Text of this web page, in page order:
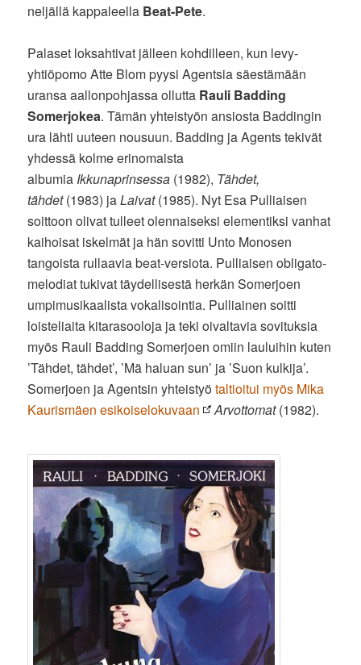
neljällä kappaleella Beat-Pete.
Palaset loksahtivat jälleen kohdilleen, kun levy-
yhtiöpomo Atte Blom pyysi Agentsia säestämään
uransa aallonpohjassa ollutta Rauli Badding
Somerjokea. Tämän yhteistyön ansiosta Baddingin
ura lähti uuteen nousuun. Badding ja Agents tekivät
yhdessä kolme erinomaista
albumia Ikkunaprinsessa (1982), Tähdet,
tähdet(1983) jaLaivat(1985). Nyt Esa Pulliaisen
soittoon olivat tulleet olennaiseksi elementiksi vanhat
kaihoisat iskelmät ja hän sovitti Unto Monosen
tangoista rullaavia beat-versiota. Pulliaisen obligato-
melodiat tukivat täydellisestä herkän Somerjoen
umpimusikaalista vokalisointia. Pulliainen soitti
loisteliaita kitarasooloja ja teki oivaltavia sovituksia
myös Rauli Badding Somerjoen omiin lauluihin kuten
’Tähdet, tähdet’, ’Mä haluan sun’ ja ’Suon kulkija’.
Somerjoen ja Agentsin yhteistyötaltioitui myös Mika
Kaurismäen esikoiselokuvaan
Arvottomat(1982).